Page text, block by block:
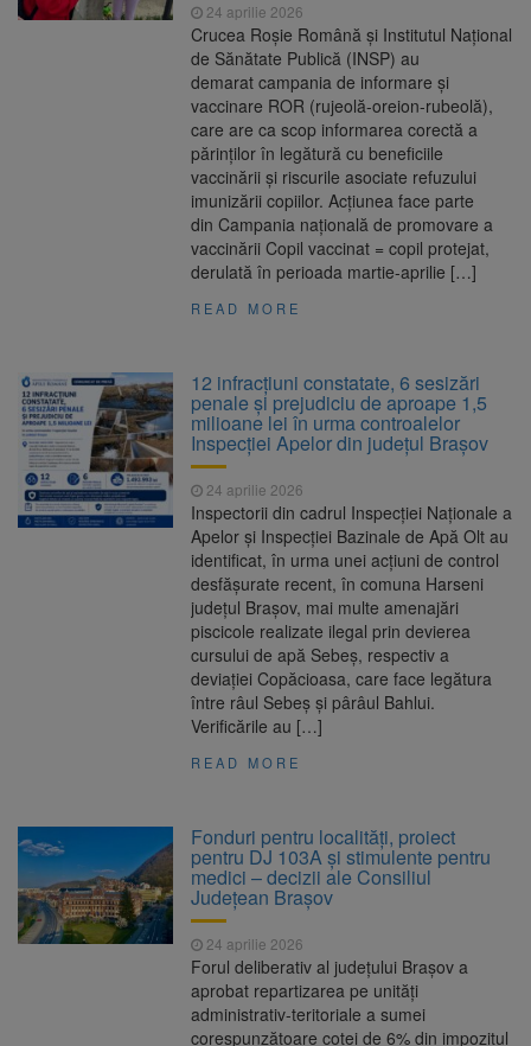
24 aprilie 2026
Crucea Roșie Română și Institutul Național
de Sănătate Publică (INSP) au
demarat campania de informare și
vaccinare ROR (rujeolă-oreion-rubeolă),
care are ca scop informarea corectă a
părinților în legătură cu beneficiile
vaccinării și riscurile asociate refuzului
imunizării copiilor. Acțiunea face parte
din Campania națională de promovare a
vaccinării Copil vaccinat = copil protejat,
derulată în perioada martie-aprilie […]
READ MORE
12 infracțiuni constatate, 6 sesizări
penale și prejudiciu de aproape 1,5
milioane lei în urma controalelor
Inspecției Apelor din județul Brașov
24 aprilie 2026
Inspectorii din cadrul Inspecției Naționale a
Apelor și Inspecției Bazinale de Apă Olt au
identificat, în urma unei acțiuni de control
desfășurate recent, în comuna Harseni
județul Brașov, mai multe amenajări
piscicole realizate ilegal prin devierea
cursului de apă Sebeș, respectiv a
deviației Copăcioasa, care face legătura
între râul Sebeș și pârâul Bahlui.
Verificările au […]
READ MORE
Fonduri pentru localități, proiect
pentru DJ 103A și stimulente pentru
medici – decizii ale Consiliul
Județean Brașov
24 aprilie 2026
Forul deliberativ al judeţului Braşov a
aprobat repartizarea pe unități
administrativ-teritoriale a sumei
corespunzătoare cotei de 6% din impozitul